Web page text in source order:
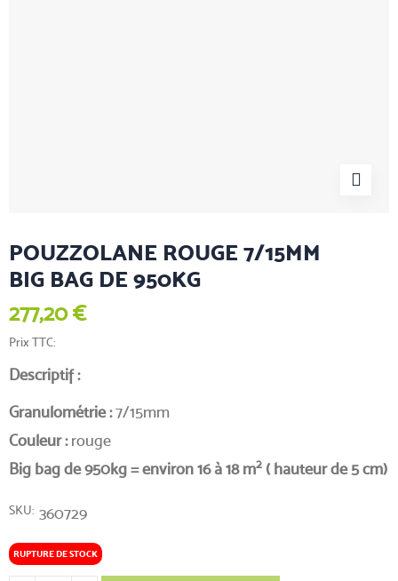
POUZZOLANE ROUGE 7/15MM
BIG BAG DE 950KG
277,20 €
Prix TTC
Descriptif :
Granulométrie :7/15mm
Couleur :rouge
Big bag de 950kg = environ 16 à 18 m2 ( hauteur de 5 cm)
SKU 360729
RUPTURE DE STOCK